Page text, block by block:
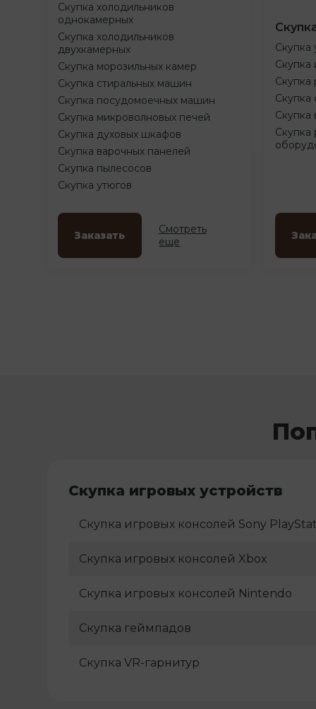
Скупка холодильников
однокамерных
Скупка холодильников
двухкамерных
Скупка морозильных камер
Скупка стиральных машин
Скупка посудомоечных машин
Скупка микроволновых печей
Скупка духовых шкафов
Скупка варочных панелей
Скупка пылесосов
Скупка утюгов
Заказать
Смотреть
еще
Скупка
Скупка
Скупка
Скупка
Скупка
Скупка
Скупка игровых устройств
Скупка игровых консолей Sony
Скупка игровых консолей Xbox
Скупка игровых консолей Nintendo
Скупка геймпадов
Скупка VR-гарнитур